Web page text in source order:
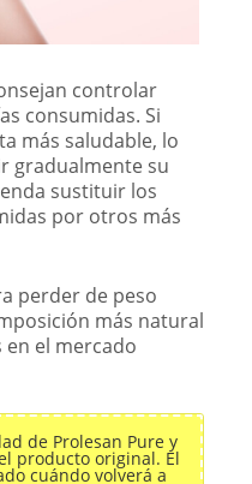
controlar
consumidas. Si
más saludable, lo
gradualmente su
sustituir los
por otros más
perder de peso
más natural
el mercado
de Prolesan Pure y
producto original. El
cuándo volverá a